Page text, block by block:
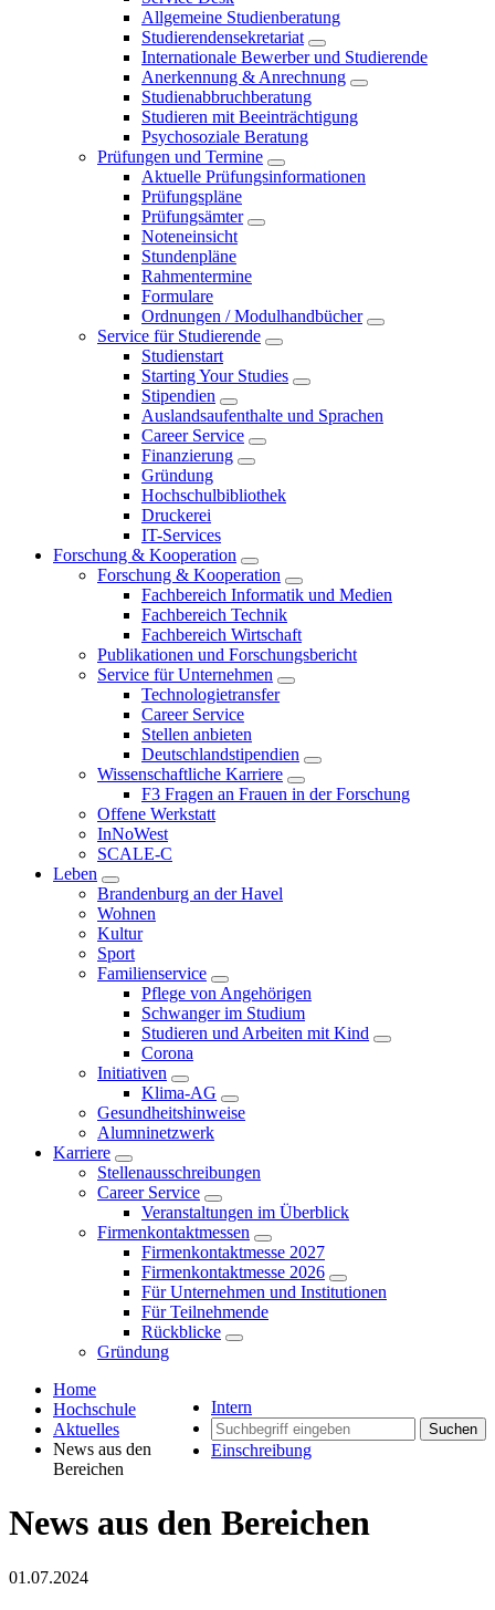
Allgemeine Studienberatung
Studierendensekretariat
Internationale Bewerber und Studierende
Anerkennung & Anrechnung
Studienabbruchberatung
Studieren mit Beeinträchtigung
Psychosoziale Beratung
Prüfungen und Termine
Aktuelle Prüfungsinformationen
Prüfungspläne
Prüfungsämter
Noteneinsicht
Stundenpläne
Rahmentermine
Formulare
Ordnungen / Modulhandbücher
Service für Studierende
Studienstart
Starting Your Studies
Stipendien
Auslandsaufenthalte und Sprachen
Career Service
Finanzierung
Gründung
Hochschulbibliothek
Druckerei
IT-Services
Forschung & Kooperation
Forschung & Kooperation
Fachbereich Informatik und Medien
Fachbereich Technik
Fachbereich Wirtschaft
Publikationen und Forschungsbericht
Service für Unternehmen
Technologietransfer
Career Service
Stellen anbieten
Deutschlandstipendien
Wissenschaftliche Karriere
F3 Fragen an Frauen in der Forschung
Offene Werkstatt
InNoWest
SCALE-C
Leben
Brandenburg an der Havel
Wohnen
Kultur
Sport
Familienservice
Pflege von Angehörigen
Schwanger im Studium
Studieren und Arbeiten mit Kind
Corona
Initiativen
Klima-AG
Gesundheitshinweise
Alumninetzwerk
Karriere
Stellenausschreibungen
Career Service
Veranstaltungen im Überblick
Firmenkontaktmessen
Firmenkontaktmesse 2027
Firmenkontaktmesse 2026
Für Unternehmen und Institutionen
Für Teilnehmende
Rückblicke
Gründung
Intern
Suchen
Einschreibung
Home
Hochschule
Aktuelles
News aus den
Bereichen
News aus den Bereichen
01.07.2024